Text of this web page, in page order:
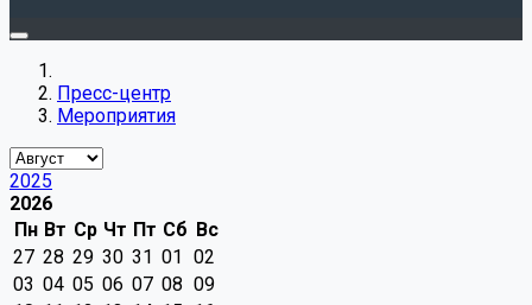
Пресс-центр
Мероприятия
2025
2026
Пн Вт Ср Чт Пт Сб Вс
27 28 29 30 31 01 02
03 04 05 06 07 08 09